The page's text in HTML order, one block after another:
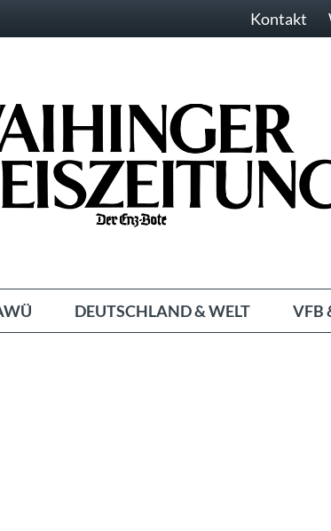
Kontakt
DEUTSCHLAND & WELT VFB